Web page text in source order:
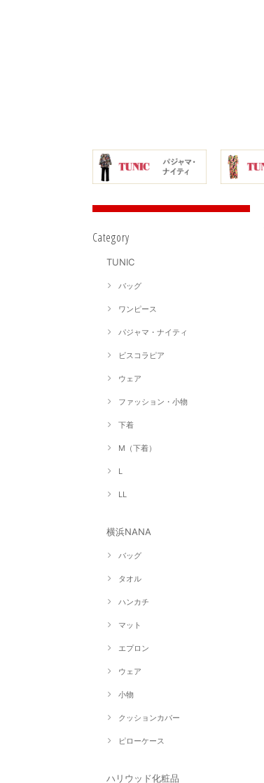
Category
TUNIC
バッグ
ワンピース
パジャマ・ナイティ
ビスコラピア
ウェア
ファッション・小物
下着
M（下着）
L
LL
横浜NANA
バッグ
タオル
ハンカチ
マット
エプロン
ウェア
小物
クッションカバー
ピローケース
ハリウッド化粧品